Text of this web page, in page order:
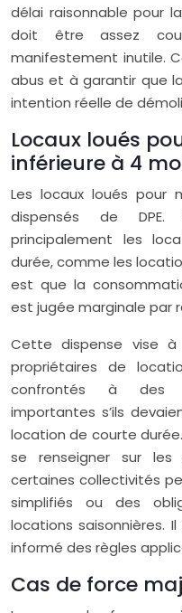
délai raisonnable pour
doit être assez
manifestement inutile.
abus et à garantir que
intention réelle de
Locaux loués
inférieure à 4
Les locaux loués
dispensés de DPE.
principalement les
durée, comme les
est que la
est jugée marginale par
Cette dispense vise à
propriétaires de
confrontés à des
importantes s’ils
location de courte
se renseigner sur les
certaines collectivités
simplifiés ou des
locations saisonnières.
informé des règles
Cas de force